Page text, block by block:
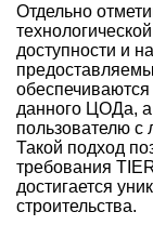
Отдельно
доступности и
обеспечиваются
данного ЦОДа, а
пользователю с
Такой подход
требования
достигается
строительства.